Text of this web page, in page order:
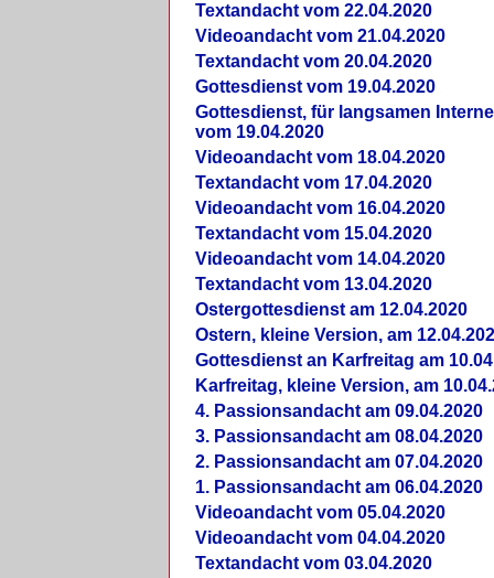
Textandacht vom 22.04.2020
Videoandacht vom 21.04.2020
Textandacht vom 20.04.2020
Gottesdienst vom 19.04.2020
Gottesdienst, für langsamen
vom 19.04.2020
Videoandacht vom 18.04.2020
Textandacht vom 17.04.2020
Videoandacht vom 16.04.2020
Textandacht vom 15.04.2020
Videoandacht vom 14.04.2020
Textandacht vom 13.04.2020
Ostergottesdienst am 12.04.2020
Ostern, kleine Version, am
Gottesdienst an Karfreitag am
Karfreitag, kleine Version, am
4. Passionsandacht am 09.04.2020
3. Passionsandacht am 08.04.2020
2. Passionsandacht am 07.04.2020
1. Passionsandacht am 06.04.2020
Videoandacht vom 05.04.2020
Videoandacht vom 04.04.2020
Textandacht vom 03.04.2020